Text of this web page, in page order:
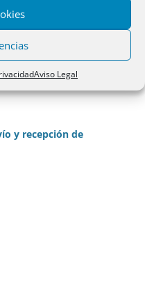
Aviso Legal
documento
electrónico (o
y recepción de